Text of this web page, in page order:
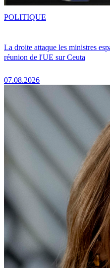
La droite attaque les ministres
réunion de l'UE sur Ceuta
07.08.2026
POLITIQUE